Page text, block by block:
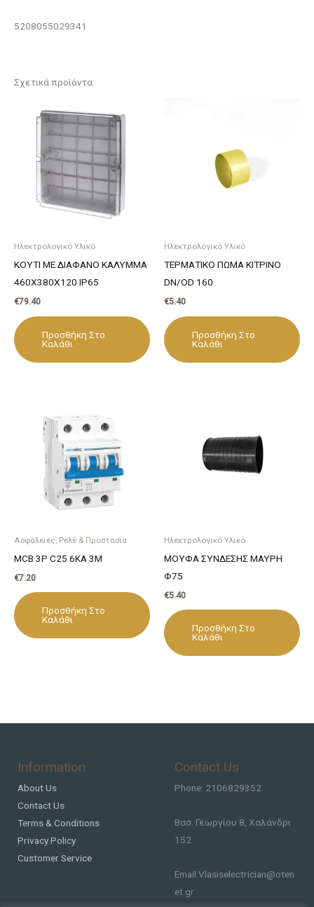
5208055029341
Σχετικά προϊόντα
Ηλεκτρολογικό Υλικό
ΚΟΥΤΙ ΜΕ ΔΙΑΦΑΝΟ ΚΑΛΥΜΜΑ
460X380X120 IP65
€79.40
Προσθήκη Στο
Καλάθι
Ηλεκτρολογικό Υλικό
ΤΕΡΜΑΤΙΚΟ ΠΩΜΑ ΚΙΤΡΙΝΟ
DN/OD 160
€5.40
Προσθήκη Στο
Καλάθι
Ασφάλειες, Ρελέ & Προστασία
MCB 3P C25 6KA 3M
€7.20
Προσθήκη Στο
Καλάθι
Ηλεκτρολογικό Υλικό
ΜΟΥΦΑ ΣΥΝΔΕΣΗΣ ΜΑΥΡΗ
Φ75
€5.40
Προσθήκη Στο
Καλάθι
Information
About Us
Contact Us
Terms & Conditions
Privacy Policy
Customer Service
Contact Us
Phone: 2106829352
Βασ. Γεωργίου 8, Χαλάνδρι
152
Email:Vlasiselectrician@oten
et.gr